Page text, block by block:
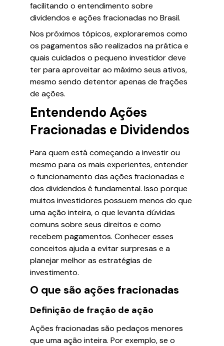
facilitando o entendimento sobre
dividendos e ações fracionadas no Brasil.
Nos próximos tópicos, exploraremos como
os pagamentos são realizados na prática e
quais cuidados o pequeno investidor deve
ter para aproveitar ao máximo seus ativos,
mesmo sendo detentor apenas de frações
de ações.
Entendendo Ações
Fracionadas e Dividendos
Para quem está começando a investir ou
mesmo para os mais experientes, entender
o funcionamento das ações fracionadas e
dos dividendos é fundamental. Isso porque
muitos investidores possuem menos do que
uma ação inteira, o que levanta dúvidas
comuns sobre seus direitos e como
recebem pagamentos. Conhecer esses
conceitos ajuda a evitar surpresas e a
planejar melhor as estratégias de
investimento.
O que são ações fracionadas
Definição de fração de ação
Ações fracionadas são pedaços menores
que uma ação inteira. Por exemplo, se o